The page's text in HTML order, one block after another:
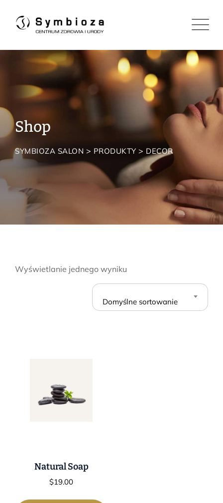
content
Shop
SYMBIOZA SALON > PRODUKTY > DECOR
Wyświetlanie jednego wyniku
Domyślne sortowanie
Natural Soap
$19.00